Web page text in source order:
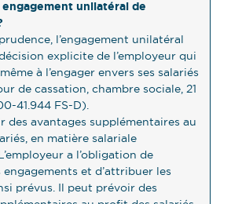
engagement unilatéral de
l’engagement unilatéral
explicite de l’employeur qui
à l’engager envers ses salariés
de cassation, chambre sociale, 21
41.944 FS-D).
des avantages supplémentaires au
en matière salariale
a l’obligation de
engagements et d’attribuer les
prévus. Il peut prévoir des